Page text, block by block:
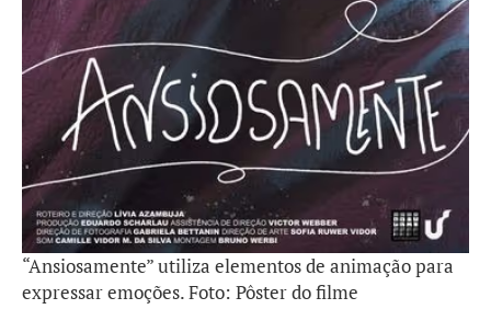
“Ansiosamente” utiliza elementos de animação para
expressar emoções. Foto: Pôster do filme